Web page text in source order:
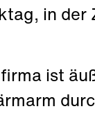
in der
ist